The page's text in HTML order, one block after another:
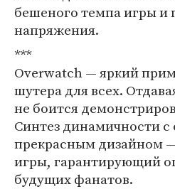
бешеного темпа игры и
напряжения.
***
Overwatch — яркий
шутера для всех.
не боится
Синтез динамичности
прекрасным дизайном
игры, гарантирующий
будущих фанатов.